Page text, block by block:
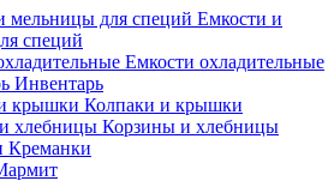
Емкости и
специй
Емкости охладительные
Инвентарь
Колпаки и крышки
Корзины и хлебницы
Креманки